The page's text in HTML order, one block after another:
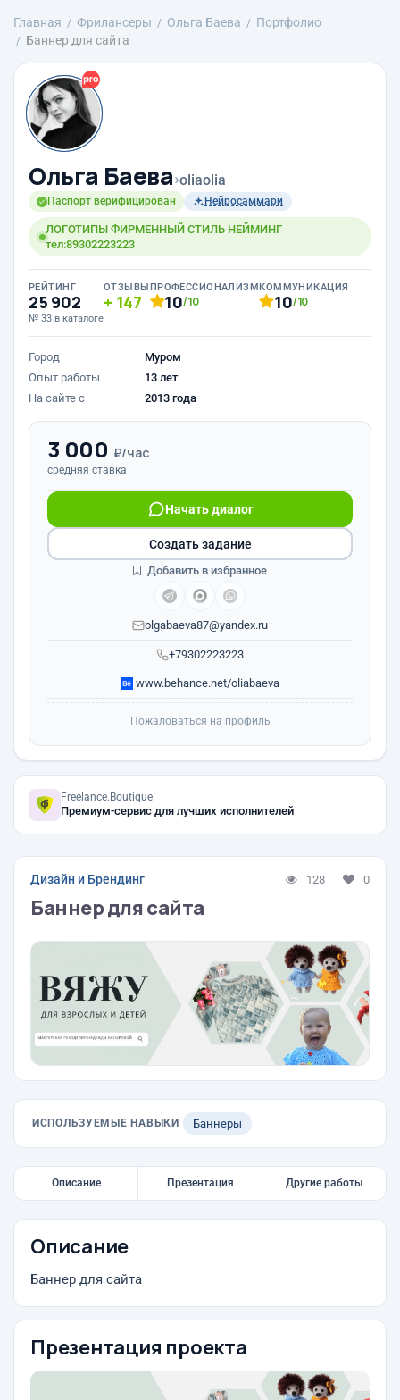
Главная Фрилансеры Ольга Баева
Портфолио
Баннер для сайта
Ольга Баева›oliaolia
Паспорт верифицирован Нейросаммари
ЛОГОТИПЫ ФИРМЕННЫЙ СТИЛЬ НЕЙМИНГ
тел:89302223223
РЕЙТИНГ
25 902
№ 33 в каталоге
ОТЗЫВЫ
147
ПРОФЕССИОНАЛИЗМ
10/10
КОММУНИКАЦИЯ
10/10
Город
Муром
Опыт работы
13 лет
На сайте с
2013 года
3 000 ₽/час
средняя ставка
+79302223223
Начать диалог
olgabaeva87@yandex.ru
www.behance.net/oliabaeva
Создать задание
Добавить в избранное
Пожаловаться на профиль
Freelance.Boutique
Премиум-сервис для лучших исполнителей
Дизайн и Брендинг 128 0
Баннер для сайта
ИСПОЛЬЗУЕМЫЕ НАВЫКИ Баннеры
Описание Презентация Другие работы
Описание
Баннер для сайта
Презентация проекта